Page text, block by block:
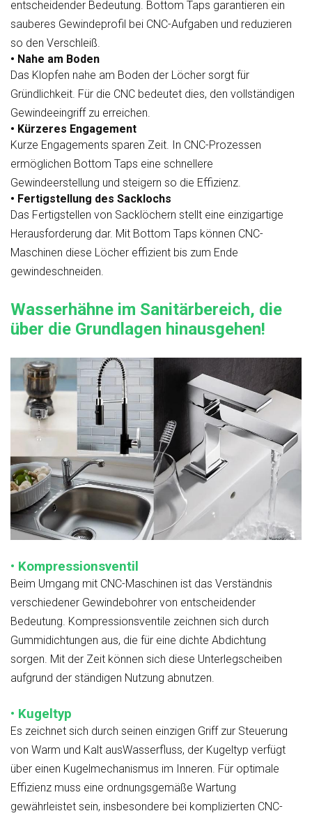
entscheidender Bedeutung. Bottom Taps garantieren ein
sauberes Gewindeprofil bei CNC-Aufgaben und reduzieren
so den Verschleiß.
• Nahe am Boden
Das Klopfen nahe am Boden der Löcher sorgt für
Gründlichkeit. Für die CNC bedeutet dies, den vollständigen
Gewindeeingriff zu erreichen.
• Kürzeres Engagement
Kurze Engagements sparen Zeit. In CNC-Prozessen
ermöglichen Bottom Taps eine schnellere
Gewindeerstellung und steigern so die Effizienz.
• Fertigstellung des Sacklochs
Das Fertigstellen von Sacklöchern stellt eine einzigartige
Herausforderung dar. Mit Bottom Taps können CNC-
Maschinen diese Löcher effizient bis zum Ende
gewindeschneiden.
Wasserhähne im Sanitärbereich, die
über die Grundlagen hinausgehen!
• Kompressionsventil
Beim Umgang mit CNC-Maschinen ist das Verständnis
verschiedener Gewindebohrer von entscheidender
Bedeutung. Kompressionsventile zeichnen sich durch
Gummidichtungen aus, die für eine dichte Abdichtung
sorgen. Mit der Zeit können sich diese Unterlegscheiben
aufgrund der ständigen Nutzung abnutzen.
• Kugeltyp
Es zeichnet sich durch seinen einzigen Griff zur Steuerung
von Warm und Kalt ausWasserfluss, der Kugeltyp verfügt
über einen Kugelmechanismus im Inneren. Für optimale
Effizienz muss eine ordnungsgemäße Wartung
gewährleistet sein, insbesondere bei komplizierten CNC-